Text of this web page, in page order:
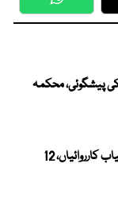
WhatsApp
پیشگوئی، محکمہ
بلوچستان میں سیکیورٹی فورسز کی کامیاب کارروائیاں، 12